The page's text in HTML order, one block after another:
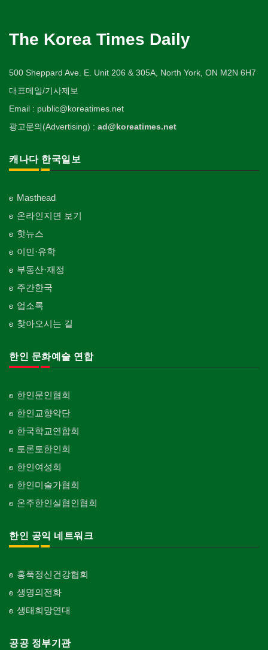
The Korea Times Daily
500 Sheppard Ave. E. Unit 206 & 305A, North York, ON M2N 6H7
대표메일/기사제보
Email : public@koreatimes.net
광고문의(Advertising) : ad@koreatimes.net
캐나다 한국일보
Masthead
온라인지면 보기
핫뉴스
이민·유학
부동산·재정
주간한국
업소록
찾아오시는 길
한인 문화예술 연합
한인문인협회
한인교향악단
한국학교연합회
토론토한인회
한인여성회
한인미술가협회
온주한인실협인협회
한인 공익 네트워크
홍푹정신건강협회
생명의전화
생태희망연대
공공 정부기관